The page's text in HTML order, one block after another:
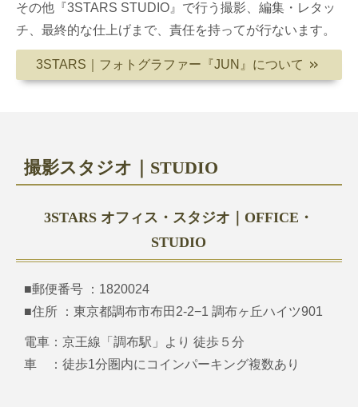
その他『3STARS STUDIO』で行う撮影、編集・レタッ
チ、最終的な仕上げまで、責任を持ってが行ないます。
3STARS｜フォトグラファー『JUN』について ＞＞
撮影スタジオ｜STUDIO
3STARS オフィス・スタジオ｜OFFICE・
STUDIO
■郵便番号 ：1820024
■住所 ：東京都調布市布田2-2−1 調布ヶ丘ハイツ901
電車：京王線「調布駅」より 徒歩５分
車 ：徒歩1分圏内にコインパーキング複数あり